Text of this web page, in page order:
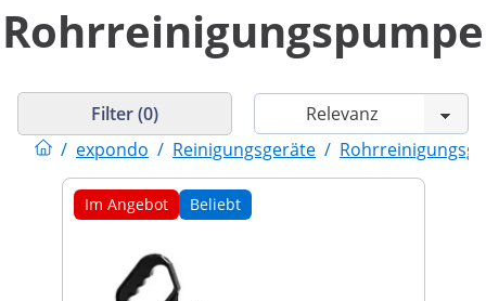
Rohrreinigungspumpe
/ expondo / Reinigungsgeräte /
Filter (0)
Im Angebot Beliebt